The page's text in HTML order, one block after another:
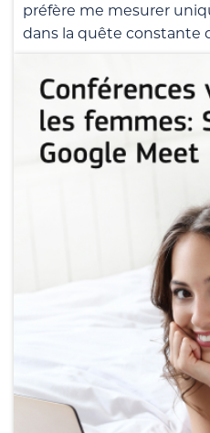
préfère me mesurer
dans la quête constante